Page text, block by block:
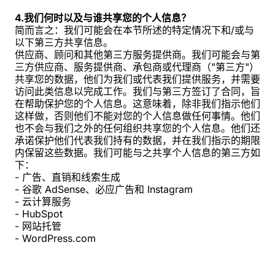
4.我们何时以及与谁共享您的个人信息？
简而言之：我们可能会在本节所述的特定情况下和/或与
以下第三方共享信息。
供应商、顾问和其他第三方服务提供商。我们可能会与第
三方供应商、服务提供商、承包商或代理商（"第三方"）
共享您的数据，他们为我们或代表我们提供服务，并需要
访问此类信息以完成工作。我们与第三方签订了合同，旨
在帮助保护您的个人信息。这意味着，除非我们指示他们
这样做，否则他们不能对您的个人信息做任何事情。他们
也不会与我们之外的任何组织共享您的个人信息。他们还
承诺保护他们代表我们持有的数据，并在我们指示的期限
内保留这些数据。我们可能与之共享个人信息的第三方如
下：
- 广告、直销和线索生成
- 谷歌 AdSense、必应广告和 Instagram
- 云计算服务
- HubSpot
- 网站托管
- WordPress.com